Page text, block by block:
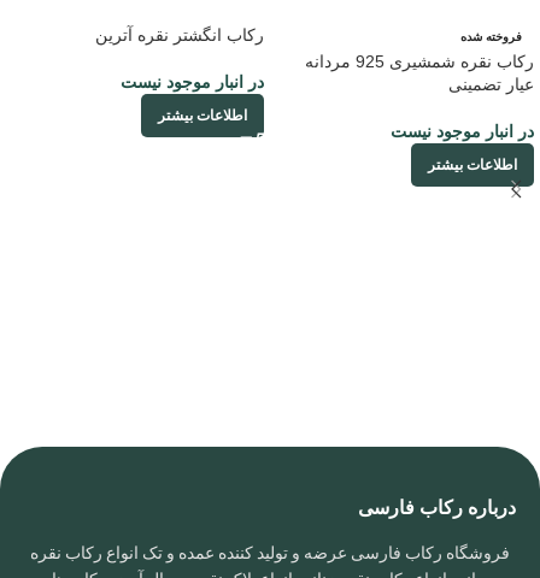
فروخته شده
رکاب نقره شمشیری 925 مردانه
عیار تضمینی
در انبار موجود نیست
اطلاعات بیشتر
رکاب انگشتر نقره آترین
در انبار موجود نیست
اطلاعات بیشتر
درباره رکاب فارسی
فروشگاه رکاب فارسی عرضه و تولید کننده عمده و تک انواع رکاب نقره